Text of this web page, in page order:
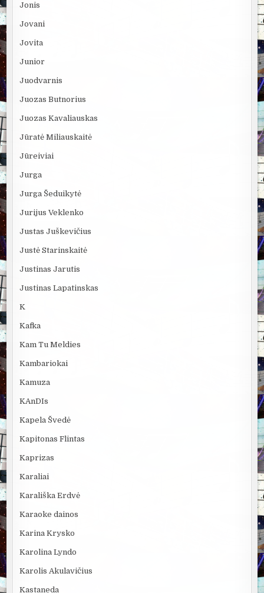
Jonis
Jovani
Jovita
Junior
Juodvarnis
Juozas Butnorius
Juozas Kavaliauskas
Jūratė Miliauskaitė
Jūreiviai
Jurga
Jurga Šeduikytė
Jurijus Veklenko
Justas Juškevičius
Justė Starinskaitė
Justinas Jarutis
Justinas Lapatinskas
K
Kafka
Kam Tu Meldies
Kambariokai
Kamuza
KAnDIs
Kapela Švedė
Kapitonas Flintas
Kaprizas
Karaliai
Karališka Erdvė
Karaoke dainos
Karina Krysko
Karolina Lyndo
Karolis Akulavičius
Kastaneda